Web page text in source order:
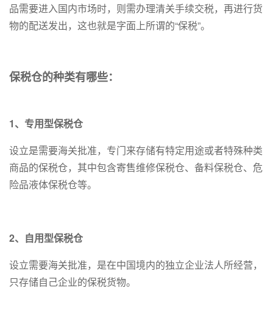
品需要进入国内市场时，则需办理清关手续交税，再进行货
物的配送发出，这也就是字面上所谓的“保税”。
保税仓的种类有哪些：
1、专用型保税仓
设立是需要海关批准，专门来存储有特定用途或者特殊种类
商品的保税仓，其中包含寄售维修保税仓、备料保税仓、危
险品液体保税仓等。
2、自用型保税仓
设立需要海关批准，是在中国境内的独立企业法人所经营，
只存储自己企业的保税货物。